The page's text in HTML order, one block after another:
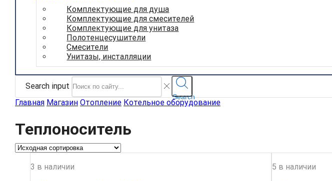
Комплектующие для душа
Комплектующие для смесителей
Комплектующие для унитаза
Полотенцесушители
Смесители
Унитазы, инсталляции
Search input
Search
Главная Магазин Отопление Котельное оборудование
Теплоноситель
3 в наличии 5 в наличии